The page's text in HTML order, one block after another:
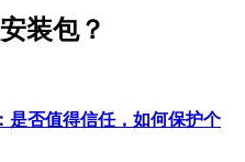
装包？
是否值得信任，如何保护个